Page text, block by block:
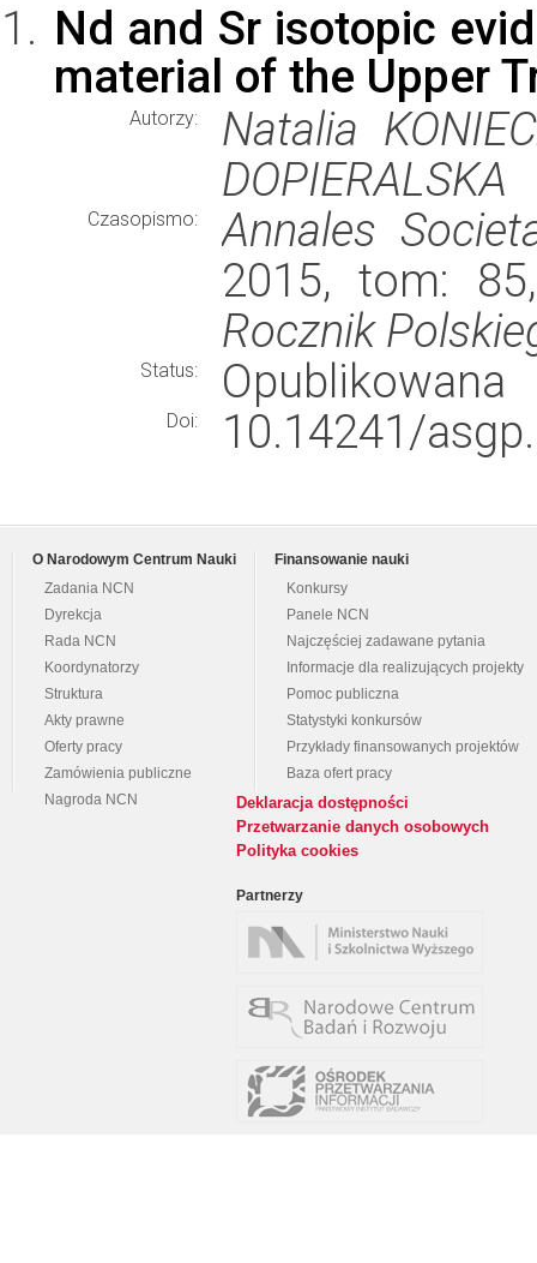
Nd and Sr isotopic
material of the Upper
Autorzy:
Natalia
DOPIERALSKA
Czasopismo:
Annales
2015, tom:
Rocznik
Status: Opublikowana
Doi: 10.14241/
O Narodowym Centrum Nauki
Zadania NCN
Dyrekcja
Rada NCN
Koordynatorzy
Struktura
Akty prawne
Oferty pracy
Zamówienia publiczne
Nagroda NCN
Finansowanie nauki
Konkursy
Panele NCN
Najczęściej zadawane pytania
Informacje dla realizujących projekty
Pomoc publiczna
Statystyki konkursów
Przykłady finansowanych projektów
Baza ofert pracy
Deklaracja dostępności
Przetwarzanie danych osobowych
Polityka cookies
Partnerzy